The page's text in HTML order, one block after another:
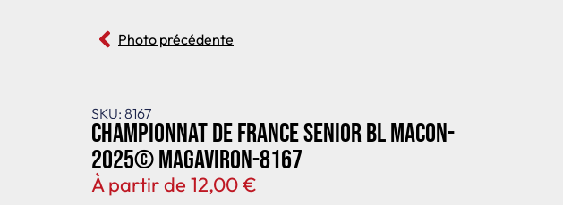
Photo précédente
SKU: 8167
Championnat de France senior BL Macon-
2025© MagAviron-8167
À partir de 12,00€